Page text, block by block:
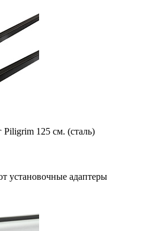
125 см. (сталь)
установочные адаптеры